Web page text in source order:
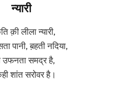
न्यारी
क़ी लीला न्यारी,
पानी, ब़हती नदिया,
उफनता समद्र है,
शांत सरोवर है।